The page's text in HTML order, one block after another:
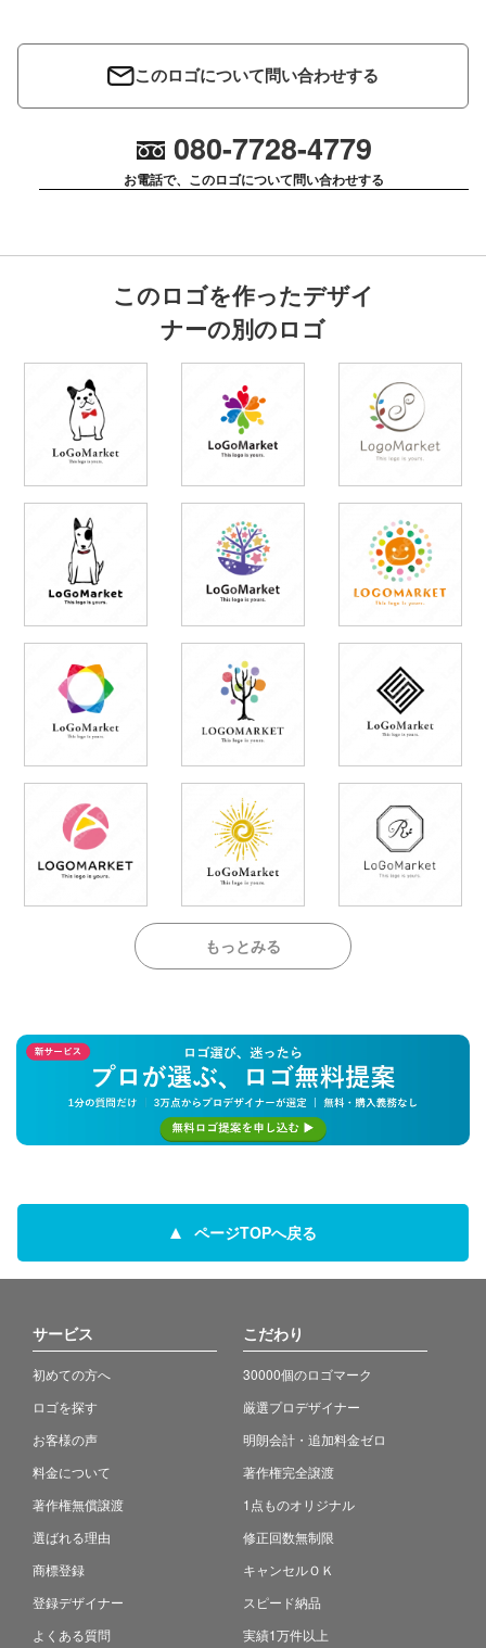
このロゴについて問い合わせする
080-7728-4779
お電話で、このロゴについて問い合わせする
このロゴを作ったデザイ
ナーの別のロゴ
もっとみる
ページTOPへ戻る
サービス
初めての方へ
ロゴを探す
お客様の声
料金について
著作権無償譲渡
選ばれる理由
商標登録
登録デザイナー
よくある質問
こだわり
30000個のロゴマーク
厳選プロデザイナー
明朗会計・追加料金ゼロ
著作権完全譲渡
1点ものオリジナル
修正回数無制限
キャンセルＯＫ
スピード納品
実績1万件以上